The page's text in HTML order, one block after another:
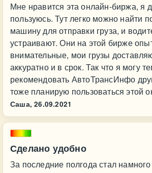
Мне нравится эта онлайн-биржа, я
пользуюсь. Тут легко можно найти
машину для отправки груза, и
устраивают. Они на этой бирже
внимательные, мои грузы
аккуратно и в срок. Так что я могу
рекомендовать АвтоТрансИнфо
тоже планирую пользоваться этой
Саша, 26.09.2021
Сделано удобно
За последние полгода стал